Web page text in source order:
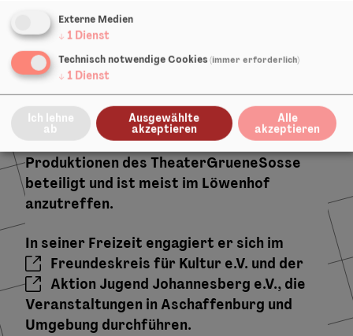
wo er im Stadt- und Stiftsarchiv sechs
Monate die Entstehung des Digitalladens
begleitete und weitere sechs Monate für
das Kulturamt in der Verwaltung der
städtischen Musikschule eingesetzt war.
Seit seinem Ausbildungsbeginn im
September 2021 war er schon an vielen
Produktionen des TheaterGrueneSosse
beteiligt und ist meist im Löwenhof
anzutreffen.
In seiner Freizeit engagiert er sich im
Freundeskreis für Kultur e.V. und der
Aktion Jugend Johannesberg e.V., die
Veranstaltungen in Aschaffenburg und
Umgebung durchführen.
Externe Medien
↓ 1 Dienst
Technisch notwendige Cookies (immer erforderlich)
↓ 1 Dienst
Ich lehne
ab
Ausgewählte
akzeptieren
Alle
akzeptieren